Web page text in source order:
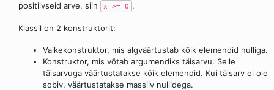
positiivseid arve, siin
x >= 0 .
Klassil on 2 konstruktorit:
Vaikekonstruktor, mis algväärtustab kõik elemendid nulliga.
Konstruktor, mis võtab argumendiks täisarvu. Selle
täisarvuga väärtustatakse kõik elemendid. Kui täisarv ei ole
sobiv, väärtustatakse massiiv nullidega.